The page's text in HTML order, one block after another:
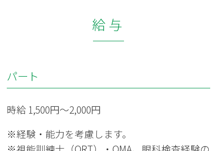
給与
パート
時給 1,500円〜2,000円
※経験・能力を考慮します。